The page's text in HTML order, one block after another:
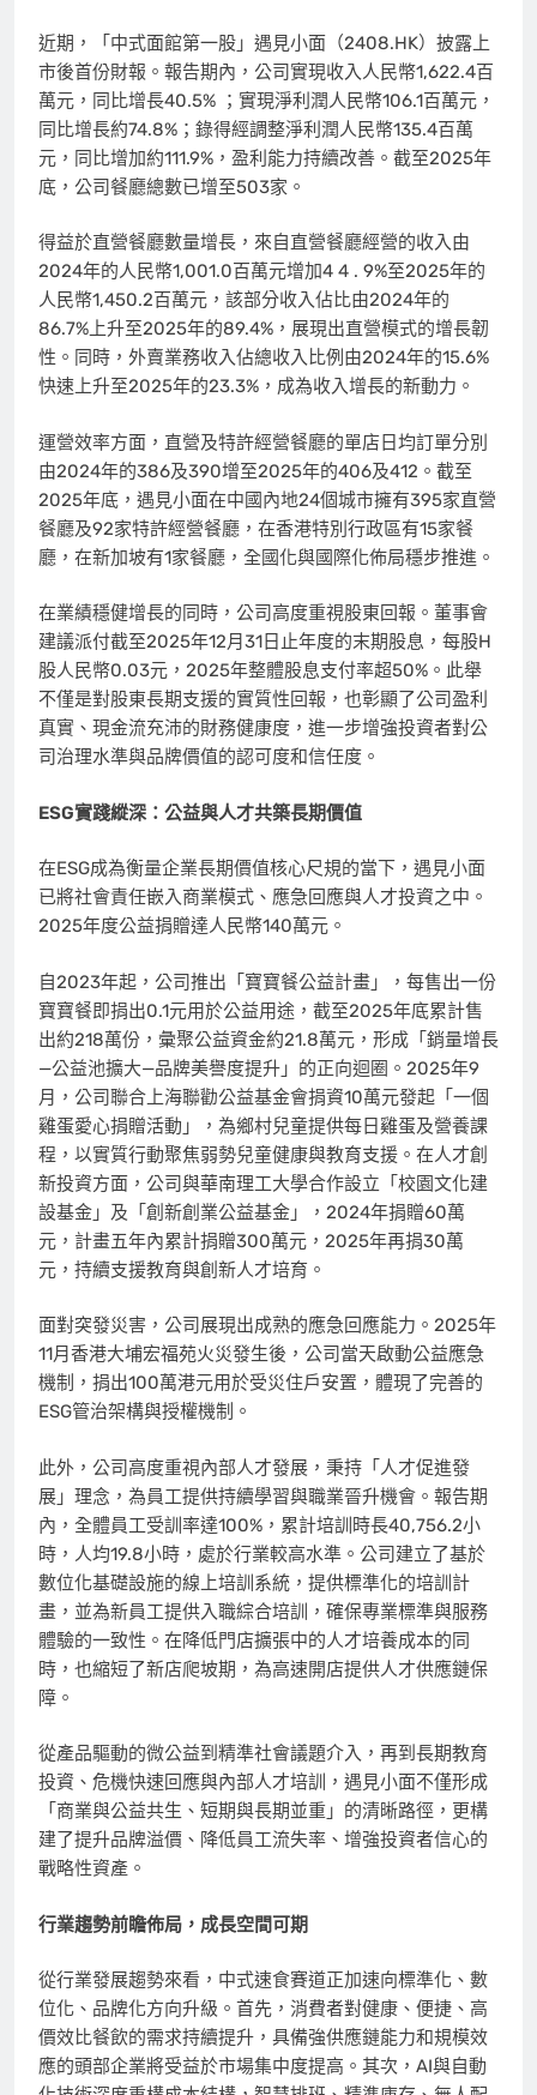
近期，「中式面館第一股」遇見小面（2408.HK）披露上
市後首份財報。報告期內，公司實現收入人民幣1,622.4百
萬元，同比增長40.5% ；實現淨利潤人民幣106.1百萬元，
同比增長約74.8%；錄得經調整淨利潤人民幣135.4百萬
元，同比增加約111.9%，盈利能力持續改善。截至2025年
底，公司餐廳總數已增至503家。
得益於直營餐廳數量增長，來自直營餐廳經營的收入由
2024年的人民幣1,001.0百萬元增加4 4 . 9%至2025年的
人民幣1,450.2百萬元，該部分收入佔比由2024年的
86.7%上升至2025年的89.4%，展現出直營模式的增長韌
性。同時，外賣業務收入佔總收入比例由2024年的15.6%
快速上升至2025年的23.3%，成為收入增長的新動力。
運營效率方面，直營及特許經營餐廳的單店日均訂單分別
由2024年的386及390增至2025年的406及412。截至
2025年底，遇見小面在中國內地24個城市擁有395家直營
餐廳及92家特許經營餐廳，在香港特別行政區有15家餐
廳，在新加坡有1家餐廳，全國化與國際化佈局穩步推進。
在業績穩健增長的同時，公司高度重視股東回報。董事會
建議派付截至2025年12月31日止年度的末期股息，每股H
股人民幣0.03元，2025年整體股息支付率超50%。此舉
不僅是對股東長期支援的實質性回報，也彰顯了公司盈利
真實、現金流充沛的財務健康度，進一步增強投資者對公
司治理水準與品牌價值的認可度和信任度。
ESG實踐縱深：公益與人才共築長期價值
在ESG成為衡量企業長期價值核心尺規的當下，遇見小面
已將社會責任嵌入商業模式、應急回應與人才投資之中。
2025年度公益捐贈達人民幣140萬元。
自2023年起，公司推出 「 寶寶餐公益計畫 」
，每售出一份
寶寶餐即捐出0.1元用於公益用途，截至2025年底累計售
出約218萬份，彙聚公益資金約21.8萬元，形成 「 銷量增長
—公益池擴大—品牌美譽度提升 」 的正向迴圈。2025年9
月，公司聯合上海聯勸公益基金會捐資10萬元發起 「 一個
雞蛋愛心捐贈活動 」
，為鄉村兒童提供每日雞蛋及營養課
程，以實質行動聚焦弱勢兒童健康與教育支援。在人才創
新投資方面，公司與華南理工大學合作設立 「 校園文化建
設基金 」 及 「 創新創業公益基金 」
，2024年捐贈60萬
元，計畫五年內累計捐贈300萬元，2025年再捐30萬
元，持續支援教育與創新人才培育。
面對突發災害，公司展現出成熟的應急回應能力。2025年
11月香港大埔宏福苑火災發生後，公司當天啟動公益應急
機制，捐出100萬港元用於受災住戶安置，體現了完善的
ESG管治架構與授權機制。
此外，公司高度重視內部人才發展，秉持 「 人才促進發
展 」 理念，為員工提供持續學習與職業晉升機會。報告期
內，全體員工受訓率達100%，累計培訓時長40,756.2小
時，人均19.8小時，處於行業較高水準。公司建立了基於
數位化基礎設施的線上培訓系統，提供標準化的培訓計
畫，並為新員工提供入職綜合培訓，確保專業標準與服務
體驗的一致性。在降低門店擴張中的人才培養成本的同
時，也縮短了新店爬坡期，為高速開店提供人才供應鏈保
障。
從產品驅動的微公益到精準社會議題介入，再到長期教育
投資、危機快速回應與內部人才培訓，遇見小面不僅形成
「 商業與公益共生、短期與長期並重 」 的清晰路徑，更構
建了提升品牌溢價、降低員工流失率、增強投資者信心的
戰略性資產。
行業趨勢前瞻佈局，成長空間可期
從行業發展趨勢來看，中式速食賽道正加速向標準化、數
位化、品牌化方向升級。首先，消費者對健康、便捷、高
價效比餐飲的需求持續提升，具備強供應鏈能力和規模效
應的頭部企業將受益於市場集中度提高。其次，AI與自動